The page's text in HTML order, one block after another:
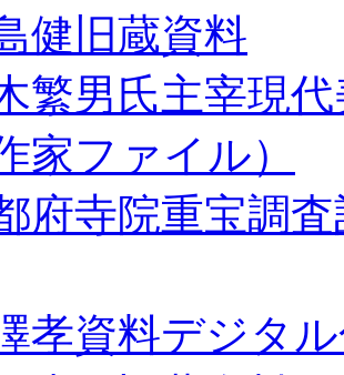
健旧蔵資料
繁男氏主宰現
家ファイル）
府寺院重宝調
孝資料デジタ